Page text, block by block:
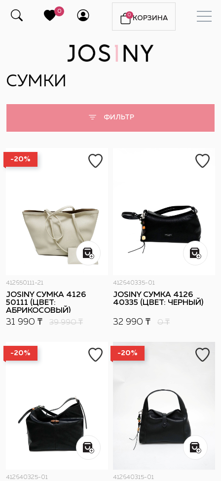
0
0 КОРЗИНА
СУМКИ
ФИЛЬТР
-20%
412650111-21
JOSINY СУМКА 4126
50111 (ЦВЕТ:
АБРИКОСОВЫЙ)
31 990 ₸ 39 990₸
412640335-01
JOSINY СУМКА 4126
40335 (ЦВЕТ: ЧЕРНЫЙ)
32 990 ₸ 0₸
-20%
412640325-01
-20%
412640315-01